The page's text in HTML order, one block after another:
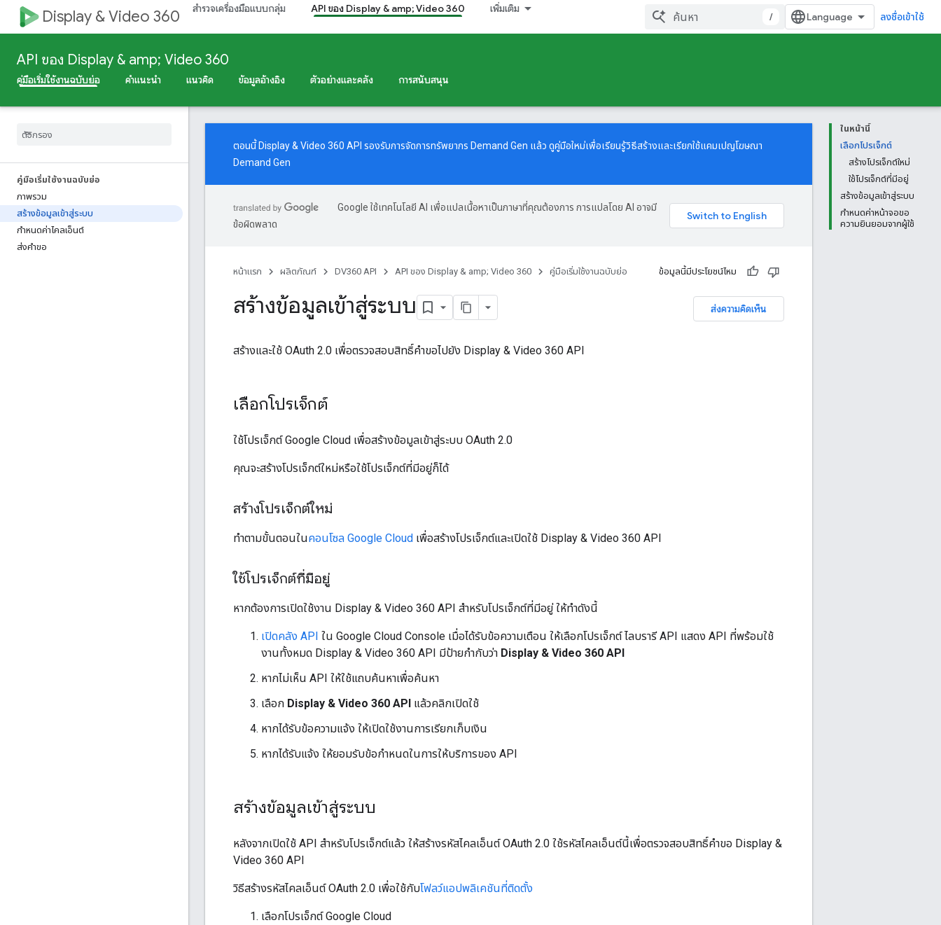
Display & Video 360 สำรวจเครื่องมือแบบกลุ่ม API ของ Display & amp; Video 360 เพิ่มเติม
/ ลงชื่อเข้าใช้
API ของ Display & amp; Video 360
คู่มือเริ่มใช้งานฉบับย่อ คำแนะนำ แนวคิด ข้อมูลอ้างอิง ตัวอย่างและคลัง การสนับสนุน
คู่มือเริ่มใช้งานฉบับย่อ
ภาพรวม
สร้างข้อมูลเข้าสู่ระบบ
กําหนดค่าไคลเอ็นต์
ส่งคำขอ
ในหน้านี้
เลือกโปรเจ็กต์
สร้างโปรเจ็กต์ใหม่
ใช้โปรเจ็กต์ที่มีอยู่
สร้างข้อมูลเข้าสู่ระบบ
กำหนดค่าหน้าจอขอ
ความยินยอมจากผู้ใช้
ตอนนี้ Display & Video 360 API รองรับการจัดการทรัพยากร Demand Gen แล้ว ดูคู่มือใหม่เพื่อเรียนรู้วิธีสร้างและเรียกใช้แคมเปญโฆษณา
Demand Gen
Google ใช้เทคโนโลยี AI เพื่อแปลเนื้อหาเป็นภาษาที่คุณต้องการ การแปลโดย AI อาจมี
ข้อผิดพลาด
หน้าแรก ผลิตภัณฑ์ DV360 API API ของ Display & amp; Video 360 คู่มือเริ่มใช้งานฉบับย่อ ข้อมูลนี้มีประโยชน์ไหม
ส่งความคิดเห็น
สร้างข้อมูลเข้าสู่ระบบ
สร้างและใช้ OAuth 2.0 เพื่อตรวจสอบสิทธิ์คำขอไปยัง Display & Video 360 API
เลือกโปรเจ็กต์
ใช้โปรเจ็กต์ Google Cloud เพื่อสร้างข้อมูลเข้าสู่ระบบ OAuth 2.0
คุณจะสร้างโปรเจ็กต์ใหม่หรือใช้โปรเจ็กต์ที่มีอยู่ก็ได้
สร้างโปรเจ็กต์ใหม่
ทำตามขั้นตอนในคอนโซล Google Cloud เพื่อสร้างโปรเจ็กต์และเปิดใช้ Display & Video 360 API
ใช้โปรเจ็กต์ที่มีอยู่
หากต้องการเปิดใช้งาน Display & Video 360 API สำหรับโปรเจ็กต์ที่มีอยู่ ให้ทำดังนี้
เปิดคลัง API ใน Google Cloud Console เมื่อได้รับข้อความเตือน ให้เลือกโปรเจ็กต์ ไลบรารี API แสดง API ที่พร้อมใช้
งานทั้งหมด Display & Video 360 API มีป้ายกำกับว่า Display & Video 360 API
หากไม่เห็น API ให้ใช้แถบค้นหาเพื่อค้นหา
เลือก Display & Video 360 API แล้วคลิกเปิดใช้
หากได้รับข้อความแจ้ง ให้เปิดใช้งานการเรียกเก็บเงิน
หากได้รับแจ้ง ให้ยอมรับข้อกำหนดในการให้บริการของ API
สร้างข้อมูลเข้าสู่ระบบ
หลังจากเปิดใช้ API สำหรับโปรเจ็กต์แล้ว ให้สร้างรหัสไคลเอ็นต์ OAuth 2.0 ใช้รหัสไคลเอ็นต์นี้เพื่อตรวจสอบสิทธิ์คำขอ Display &
Video 360 API
วิธีสร้างรหัสไคลเอ็นต์ OAuth 2.0 เพื่อใช้กับโฟลว์แอปพลิเคชันที่ติดตั้ง
เลือกโปรเจ็กต์ Google Cloud